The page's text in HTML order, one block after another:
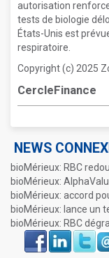
autorisation
tests de biologie
États-Unis est
respiratoire.
Copyright (c) 2025
CercleFinance
NEWS
bioMérieux: RBC
bioMérieux:
bioMérieux: accord
bioMérieux: lance un
bioMérieux: RBC
Face
book
LinkIn Twitter